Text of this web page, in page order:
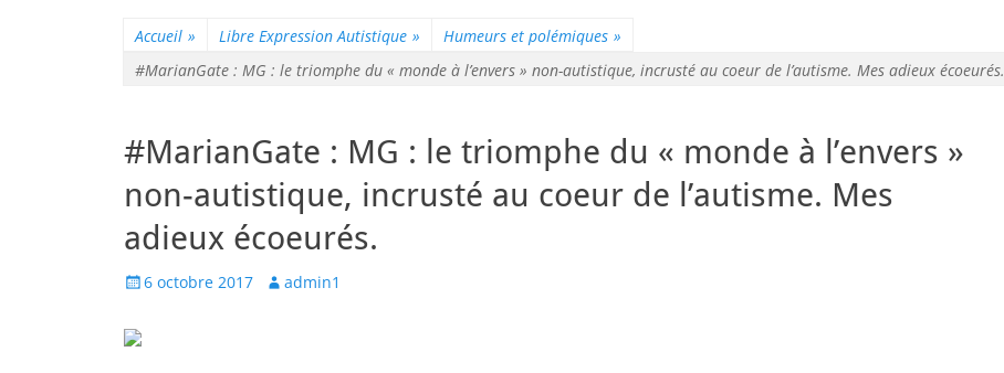
Accueil » Libre Expression Autistique » Humeurs et polémiques »
#MarianGate : MG : le triomphe du « monde à l’envers » non-autistique, incrusté au coeur de l’autisme. Mes adieux écoeurés.
#MarianGate : MG : le triomphe du « monde à l’envers »
non-autistique, incrusté au coeur de l’autisme. Mes
adieux écoeurés.
Posted
6 octobre 2017 Author
admin1